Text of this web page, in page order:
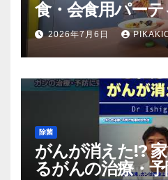
食・会食用パー
（マスク会食代替
放送のＴＶ番組で
2026年7月6日
除菌
がんが消えた!?
るがんの治療・